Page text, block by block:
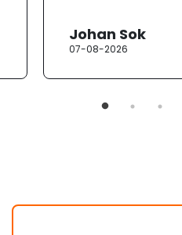
Johan Sok
07-08-2026